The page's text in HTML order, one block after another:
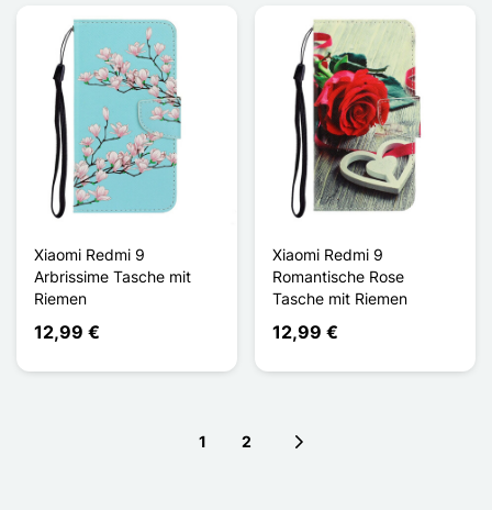
Xiaomi Redmi 9
Arbrissime Tasche mit
Riemen
12,99 €
Xiaomi Redmi 9
Romantische Rose
Tasche mit Riemen
12,99 €
1 2